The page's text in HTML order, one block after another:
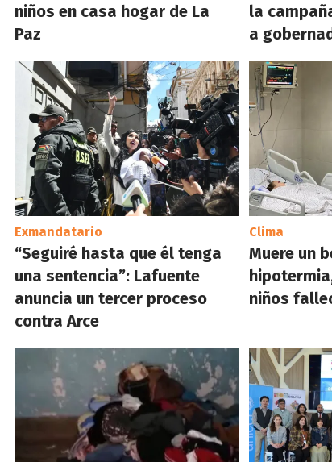
niños en casa hogar de La
Paz
la
a
Exmandatario
“Seguiré hasta que él tenga
una sentencia”: Lafuente
anuncia un tercer proceso
contra Arce
Clima
Muere un
niños